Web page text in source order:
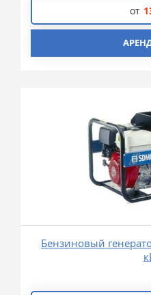
от
Бензиновый